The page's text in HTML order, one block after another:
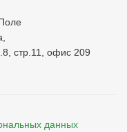
стр.11, офис 209
данных